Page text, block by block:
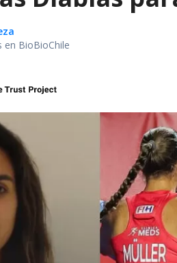
en BioBioChile